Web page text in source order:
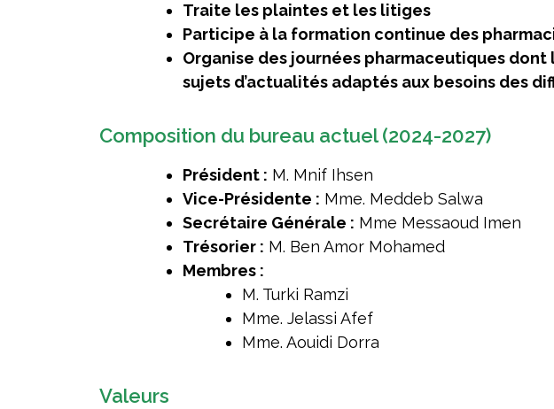
Traite les plaintes et les litiges
Participe à la formation continue des
Organise des journées pharmaceutiques
sujets d’actualités adaptés aux besoins des
Composition du bureau actuel (2024-2027)
Président : M. Mnif Ihsen
Vice-Présidente : Mme. Meddeb Salwa
Secrétaire Générale : Mme Messaoud Imen
Trésorier : M. Ben Amor Mohamed
Membres :
M. Turki Ramzi
Mme. Jelassi Afef
Mme. Aouidi Dorra
Valeurs